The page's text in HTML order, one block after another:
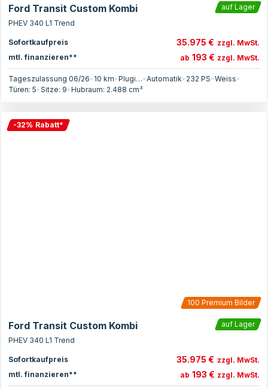
Ford Transit Custom Kombi
auf Lager
PHEV 340 L1 Trend
Sofortkaufpreis 35.975 € zzgl. MwSt.
mtl. finanzieren**
ab 193 € zzgl. MwSt.
Tageszulassung 06/26• 10 km• Plugin-Hybrid•Automatik• 232 PS•Weiss•
Türen: 5•Sitze: 9•Hubraum: 2.488 cm³
-32% Rabatt*
100 Premium Bilder
Ford Transit Custom Kombi
auf Lager
PHEV 340 L1 Trend
Sofortkaufpreis 35.975 € zzgl. MwSt.
mtl. finanzieren**
ab 193 € zzgl. MwSt.